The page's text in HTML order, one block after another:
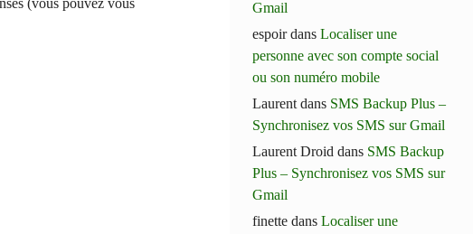
(vous pouvez vous
Gmail
espoirdansLocaliser une
personne avec son compte social
ou son numéro mobile
Laurent dans SMS Backup Plus –
Synchronisez vos SMS sur Gmail
Laurent Droid dans SMS Backup
Plus – Synchronisez vos SMS sur
Gmail
finette dansLocaliser une